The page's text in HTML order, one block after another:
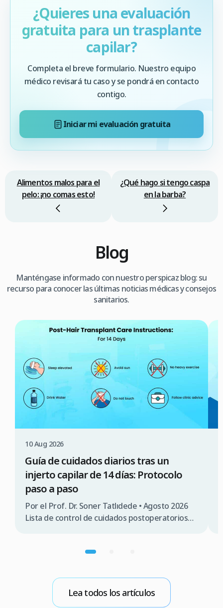
¿Quieres una evaluación
gratuita para un trasplante
capilar?
Completa el breve formulario. Nuestro equipo
médico revisará tu caso y se pondrá en contacto
contigo.
Iniciar mi evaluación gratuita
Alimentos malos para el
pelo: ¡no comas esto!
¿Qué hago si tengo caspa
en la barba?
Blog
Manténgase informado con nuestro perspicaz blog: su
recurso para conocer las últimas noticias médicas y consejos
sanitarios.
10 Aug 2026
Guía de cuidados diarios tras un
injerto capilar de 14 días: Protocolo
paso a paso
Por el Prof. Dr. Soner Tatlıdede • Agosto 2026
Lista de control de cuidados postoperatorios
recomendada para dormir Actividades y
los folículos Prohibido lavar (aplicar solo suero
salino en aerosol) Dormir boca arriba con
inclinación de 45° […]
Lea todos los artículos